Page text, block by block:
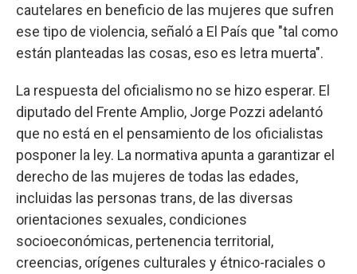
cautelares en beneficio de las mujeres que sufren
ese tipo de violencia, señaló a El País que "tal como
están planteadas las cosas, eso es letra muerta".
La respuesta del oficialismo no se hizo esperar. El
diputado del Frente Amplio, Jorge Pozzi adelantó
que no está en el pensamiento de los oficialistas
posponer la ley. La normativa apunta a garantizar el
derecho de las mujeres de todas las edades,
incluidas las personas trans, de las diversas
orientaciones sexuales, condiciones
socioeconómicas, pertenencia territorial,
creencias, orígenes culturales y étnico-raciales o